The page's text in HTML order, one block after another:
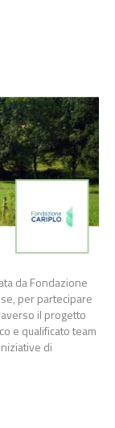
da Fondazione
per partecipare
il progetto
e qualificato team
di